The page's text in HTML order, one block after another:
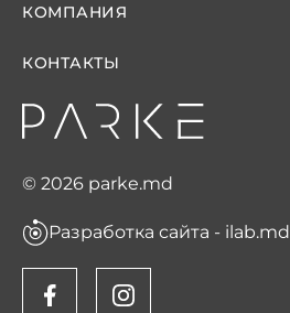
© 2026 parke.md
Разработка сайта - ilab.md
КОМПАНИЯ
КОНТАКТЫ